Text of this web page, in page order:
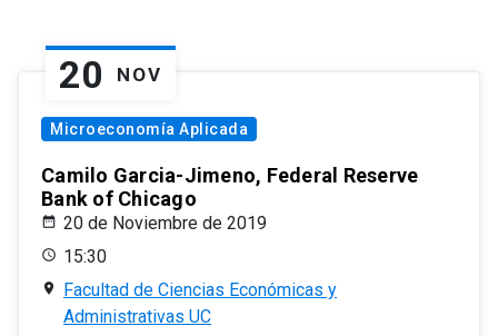
20 NOV
Microeconomía Aplicada
Camilo Garcia-Jimeno, Federal Reserve
Bank of Chicago
20 de Noviembre de 2019
15:30
Facultad de Ciencias Económicas y
Administrativas UC